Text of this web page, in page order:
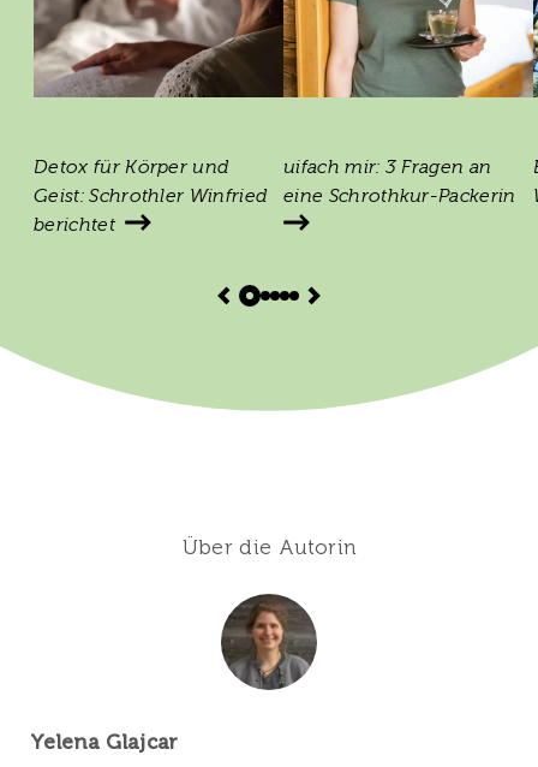
Detox für Körper und
Geist: Schrothler Winfried
berichtet
uifach mir: 3 Fragen an
eine Schrothkur-Packerin
Über die Autorin
Yelena Glajcar